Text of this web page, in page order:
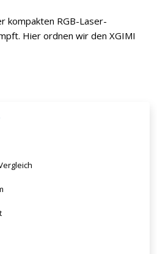
kompakten RGB-Laser-
Hier ordnen wir den XGIMI